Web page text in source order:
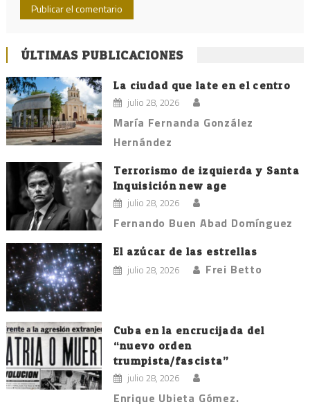
ÚLTIMAS PUBLICACIONES
La ciudad que late en el centro
julio 28, 2026
María Fernanda González
Hernández
Terrorismo de izquierda y Santa
Inquisición new age
julio 28, 2026
Fernando Buen Abad Domínguez
El azúcar de las estrellas
julio 28, 2026 Frei Betto
Cuba en la encrucijada del
“nuevo orden
trumpista/fascista”
julio 28, 2026
Enrique Ubieta Gómez.